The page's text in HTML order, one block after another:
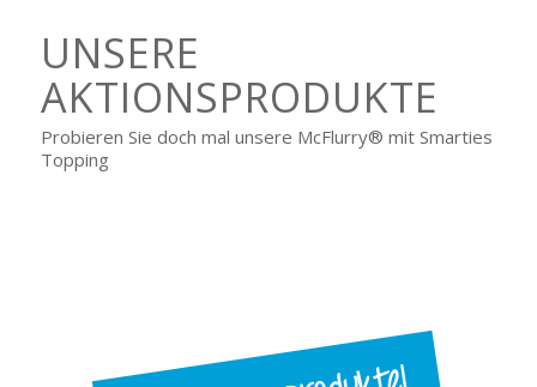
UNSERE
AKTIONSPRODUKTE
Probieren Sie doch mal unsere McFlurry® mit Smarties
Topping